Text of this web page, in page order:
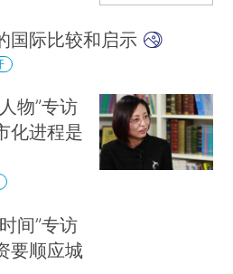
国际比较和启示
物”专访
化进程是
间”专访
要顺应城